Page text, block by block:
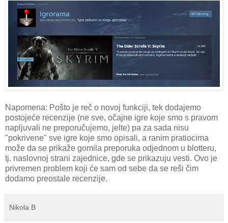
Napomena: Pošto je reč o novoj funkciji, tek dodajemo
postojeće recenzije (ne sve, očajne igre koje smo s pravom
napljuvali ne preporučujemo, jelte) pa za sada nisu
"pokrivene" sve igre koje smo opisali, a ranim pratiocima
može da se prikaže gomila preporuka odjednom u blotteru,
tj. naslovnoj strani zajednice, gde se prikazuju vesti. Ovo je
privremen problem koji će sam od sebe da se reši čim
dodamo preostale recenzije.
Nikola B